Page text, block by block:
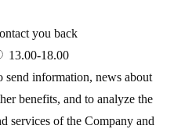
you back
13.00-18.00
information, news about
benefits, and to analyze the
services of the Company and